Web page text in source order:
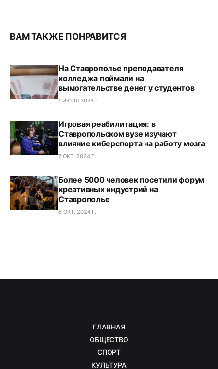
ВАМ ТАКЖЕ ПОНРАВИТСЯ
На Ставрополье преподавателя
колледжа поймали на
вымогательстве денег у студентов
1 ИЮЛЯ 2026 Г.
Игровая реабилитация: в
Ставропольском вузе изучают
влияние киберспорта на работу мозга
7 ОКТ. 2024 Г.
Более 5000 человек посетили форум
креативных индустрий на
Ставрополье
6 ОКТ. 2024 Г.
ГЛАВНАЯ
ОБЩЕСТВО
СПОРТ
КУЛЬТУРА